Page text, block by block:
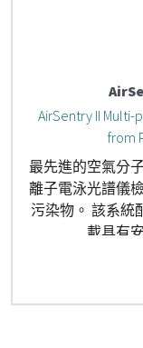
AirSentry II Multi-
from
最先進的空氣分
離子電泳光譜儀
污染物。 該系統
載具有